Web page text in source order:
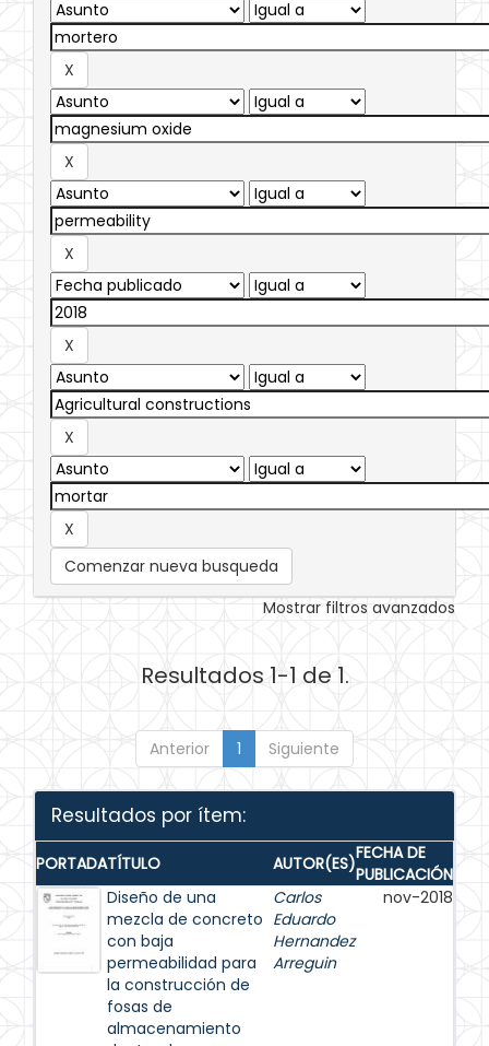
Comenzar nueva busqueda
Mostrar filtros avanzados
Resultados 1-1 de 1.
Anterior 1 Siguiente
Resultados por ítem:
PORTADATÍTULO AUTOR(ES)FECHA DE
PUBLICACIÓN
Diseño de una
mezcla de concreto
con baja
permeabilidad para
la construcción de
fosas de
almacenamiento
Carlos
Eduardo
Hernandez
Arreguin
nov-2018